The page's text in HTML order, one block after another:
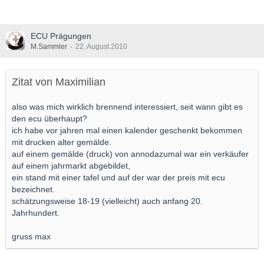
ECU Prägungen
M.Sammler 22. August 2010
Zitat von Maximilian
also was mich wirklich brennend interessiert, seit wann gibt es
den ecu überhaupt?
ich habe vor jahren mal einen kalender geschenkt bekommen
mit drucken alter gemälde.
auf einem gemälde (druck) von annodazumal war ein verkäufer
auf einem jahrmarkt abgebildet,
ein stand mit einer tafel und auf der war der preis mit ecu
bezeichnet.
schätzungsweise 18-19 (vielleicht) auch anfang 20.
Jahrhundert.
gruss max